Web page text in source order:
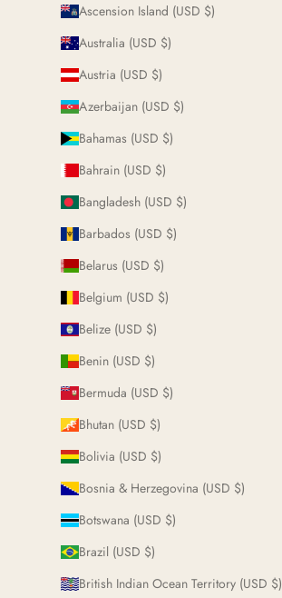
Ascension Island (USD $)
Australia (USD $)
Austria (USD $)
Azerbaijan (USD $)
Bahamas (USD $)
Bahrain (USD $)
Bangladesh (USD $)
Barbados (USD $)
Belarus (USD $)
Belgium (USD $)
Belize (USD $)
Benin (USD $)
Bermuda (USD $)
Bhutan (USD $)
Bolivia (USD $)
Bosnia & Herzegovina (USD $)
Botswana (USD $)
Brazil (USD $)
British Indian Ocean Territory (USD $)